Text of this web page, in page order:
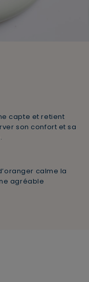
capte et retient
son confort et sa
calme la
agréable